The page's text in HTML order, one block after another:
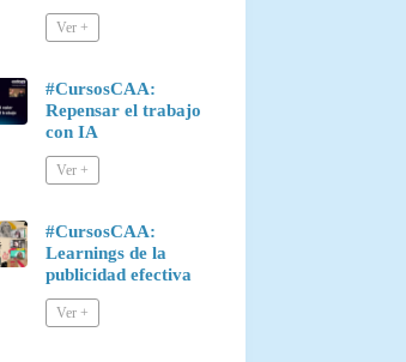
#CursosCAA:
Repensar el trabajo
con IA
#CursosCAA:
Learnings de la
publicidad efectiva